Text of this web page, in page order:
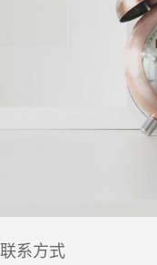
联系方式